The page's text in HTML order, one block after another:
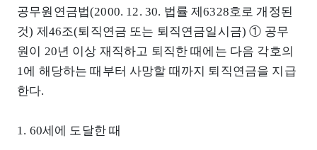
공무원연금법(2000. 12. 30. 법률 제6328호로 개정된
것) 제46조(퇴직연금 또는 퇴직연금일시금) ① 공무
원이 20년 이상 재직하고 퇴직한 때에는 다음 각호의
1에 해당하는 때부터 사망할 때까지 퇴직연금을 지급
한다.
1. 60세에 도달한 때